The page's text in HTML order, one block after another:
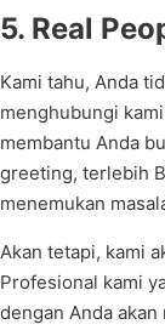
5. Real
Kami tahu, Anda
menghubungi
membantu Anda
greeting, terlebih
menemukan
Akan tetapi, kami
Profesional kami
dengan Anda